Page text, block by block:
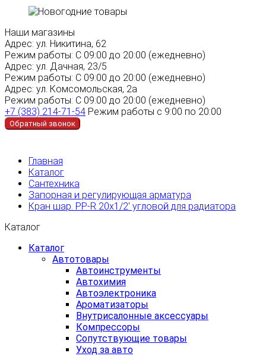
Наши магазины
Адрес: ул. Никитина, 62
Режим работы: С 09:00 до 20:00 (ежедневно)
Адрес: ул. Дачная, 23/5
Режим работы: С 09:00 до 20:00 (ежедневно)
Адрес: ул. Комсомольская, 2а
Режим работы: С 09:00 до 20:00 (ежедневно)
+7 (383) 214-71-54 Режим работы с 9:00 по 20:00
Обратный звонок
Главная
Каталог
Сантехника
Запорная и регулирующая арматура
Кран шар. PP-R 20х1/2' угловой для радиатора
Каталог
Каталог
Автотовары
Автоинструменты
Автохимия
Автоэлектроника
Ароматизаторы
Внутрисалонные аксессуары
Компрессоры
Сопутствующие товары
Уход за авто